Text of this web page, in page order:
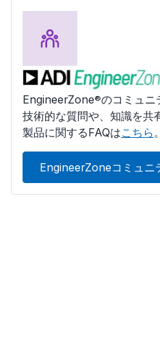
EngineerZone®のコミュニ
技術的な質問や、知識を共
製品に関するFAQはこちら。
EngineerZoneコミュニ